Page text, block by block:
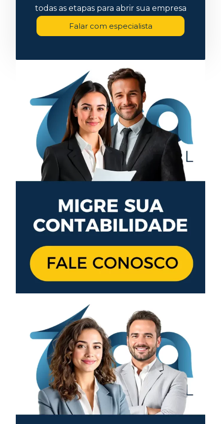
todas as etapas para abrir sua empresa
Falar com especialista